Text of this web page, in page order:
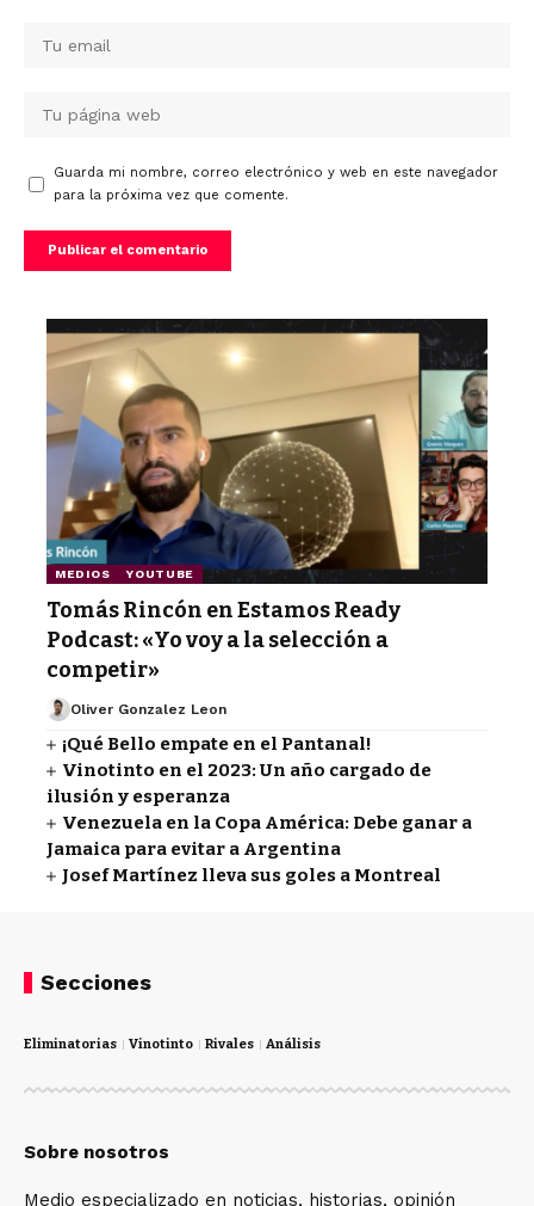
Guarda mi nombre, correo electrónico y web en este navegador
para la próxima vez que comente.
MEDIOS YOUTUBE
Tomás Rincón en Estamos Ready
Podcast: «Yo voy a la selección a
competir»
Oliver Gonzalez Leon
¡Qué Bello empate en el Pantanal!
Vinotinto en el 2023: Un año cargado de
ilusión y esperanza
Venezuela en la Copa América: Debe ganar a
Jamaica para evitar a Argentina
Josef Martínez lleva sus goles a Montreal
Secciones
Eliminatorias Vinotinto Rivales Análisis
Sobre nosotros
Medio especializado en noticias, historias, opinión